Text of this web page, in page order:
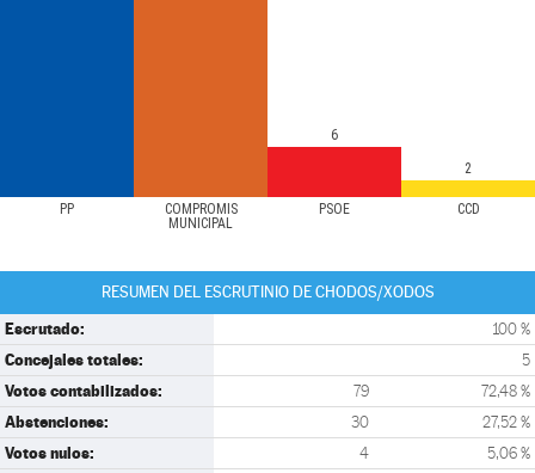
PP
COMPROMIS
MUNICIPAL
PSOE CCD
6
2
RESUMEN DEL ESCRUTINIO DE CHODOS/XODOS
Escrutado: 100 %
Concejales totales: 5
Votos contabilizados: 79 72,48 %
Abstenciones: 30 27,52 %
Votos nulos: 4 5,06 %